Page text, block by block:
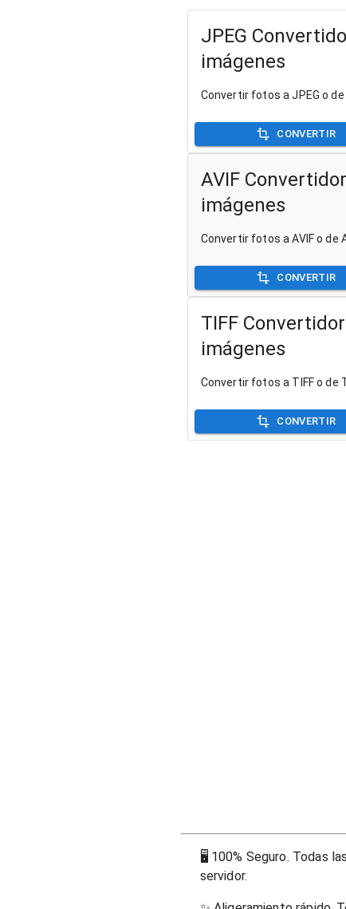
JPEG
imágenes
Convertir fotos a JPEG o de
CONVERTIR
AVIF
imágenes
Convertir fotos a AVIF o de
CONVERTIR
TIFF
imágenes
Convertir fotos a TIFF o de
CONVERTIR
🖥 100% Seguro. Todas
servidor.